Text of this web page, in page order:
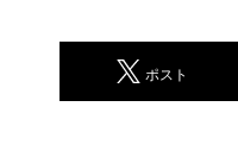
ポスト